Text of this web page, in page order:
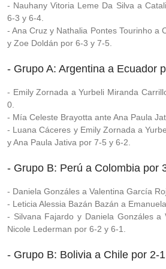
- Nauhany Vitoria Leme Da Silva a
6-3 y 6-4.
- Ana Cruz y Nathalia Pontes Tourinho a
y Zoe Doldán por 6-3 y 7-5.
- Grupo A: Argentina a Ecuador
- Emily Zornada a Yurbeli Miranda
0.
- Mía Celeste Brayotta ante Ana Paula
- Luana Cáceres y Emily Zornada a
y Ana Paula Jativa por 7-5 y 6-2.
- Grupo B: Perú a Colombia por
- Daniela Gonzáles a Valentina García
- Leticia Alessia Bazán Bazán a
- Silvana Fajardo y Daniela Gonzáles a
Nicole Lederman por 6-2 y 6-1.
- Grupo B: Bolivia a Chile por 2-